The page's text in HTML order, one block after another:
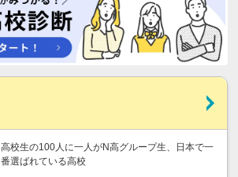
高校生の100人に一人がN高グループ生、日本で一
番選ばれている高校